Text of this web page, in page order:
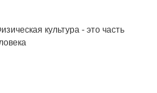
культура - это часть